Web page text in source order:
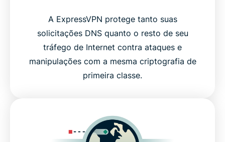
A ExpressVPN protege tanto suas
solicitações DNS quanto o resto de seu
tráfego de Internet contra ataques e
manipulações com a mesma criptografia de
primeira classe.